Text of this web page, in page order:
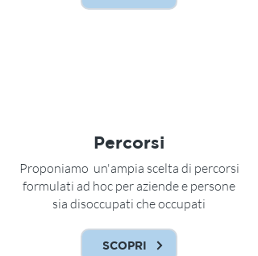
Percorsi
Proponiamo un'ampia scelta di percorsi
formulati ad hoc per aziende e persone
sia disoccupati che occupati
SCOPRI